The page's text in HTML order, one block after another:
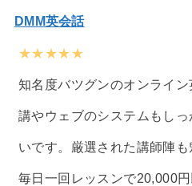
DMM英会話
★★★★★
知名度バツグンのオンライ
講やウェブのシステムもし
いです。厳選された講師陣
毎日一回レッスンで20,000円